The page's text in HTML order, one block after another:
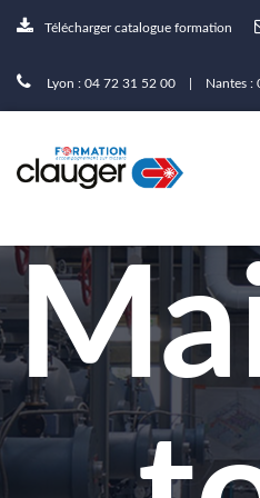
Télécharger catalogue formation
Lyon : 04 72 31 52 00 | Nantes :